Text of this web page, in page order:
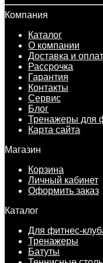
Компания
Каталог
О компании
Доставка и
Рассрочка
Гарантия
Контакты
Сервис
Блог
Тренажеры для
Карта сайта
Магазин
Корзина
Личный кабинет
Оформить заказ
Каталог
Для фитнес-
Тренажеры
Батуты